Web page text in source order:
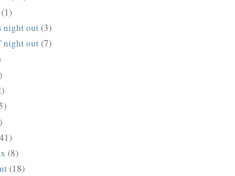
(1)
night out(3)
night out(7)
(8)
(18)